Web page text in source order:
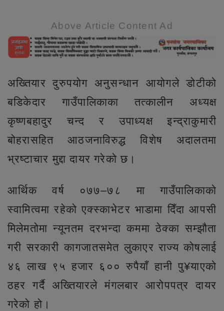
Above Article Content Ad
अख्तियार दुरुपयोग अनुसन्धान आयोगले डोटीको
बडिकेदार गाउँपालिकाका तत्कालीन अध्यक्ष
कृष्णबहादुर चन्द र उपाध्यक्ष इन्द्राकुमारी
बोहरासहित आठजनाविरुद्ध विशेष अदालतमा
भ्रष्टाचार मुद्दा दायर गरेको छ।
आर्थिक वर्ष ०७७–७८ मा गाउँपालिकाको
स्वामित्वमा रहेको एक्स्काभेटर भाडामा दिँदा आपसी
मिलेमतोमा न्यूनतम दरभन्दा कममा ठेक्का सम्झौता
गरी सरकारी कागजातसमेत लुकाएर राज्य कोषलाई
४६ लाख ९५ हजार ६०० रुपैयाँ हानी पु¥याएको
ठहर गर्दै अख्तियारले मंगलबार आरोपपत्र दायर
गरेको हो।